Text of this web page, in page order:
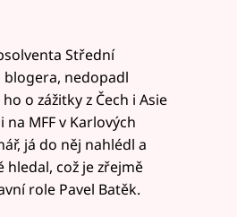
Střední
blogera, nedopadl
o zážitky z Čech i Asie
MFF v Karlových
já do něj nahlédl a
hledal, což je zřejmě
role Pavel Batěk.